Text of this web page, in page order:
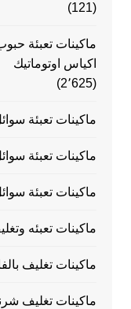
(121)
ماكينات تعبئة
اكياس اوتوماتيك
(2٬625)
ماكينات تعبئة
ماكينات تعبئة
ماكينات تعبئة
ماكينات تعبئه
ماكينات تغليف
ماكينات تغليف